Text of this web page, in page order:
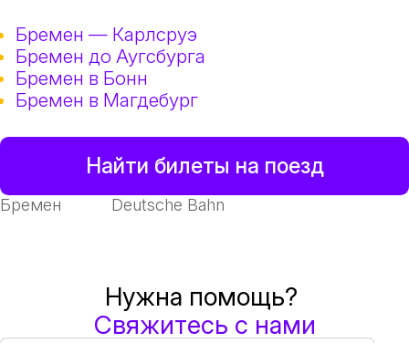
Бремен — Карлсруэ
Бремен до Аугсбурга
Бремен в Бонн
Бремен в Магдебург
Найти билеты на поезд
Бремен Deutsche Bahn
Нужна помощь?
Свяжитесь с нами